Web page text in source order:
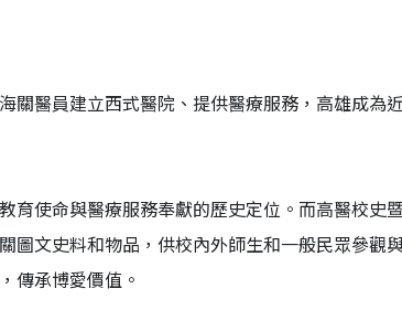
關醫員建立西式醫院、提供醫療服務，高雄成
育使命與醫療服務奉獻的歷史定位。而高醫校
圖文史料和物品，供校內外師生和一般民眾參觀
傳承博愛價值。